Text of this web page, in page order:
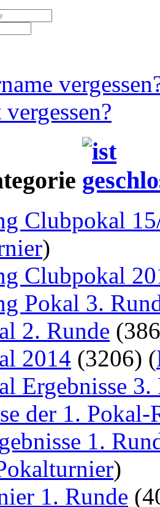
Clubpokal
)
Clubpokal
Pokal 3.
2. Runde
2014 (3206) (
Ergebnisse 3.
der 1. Pokal-
1.
)
1. Runde